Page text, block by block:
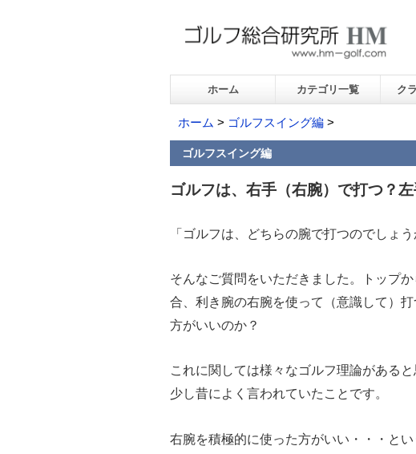
ホーム カテゴリ一覧 ク
ホーム > ゴルフスイング編 >
ゴルフスイング編
ゴルフは、右手（右腕）で打つ？
「ゴルフは、どちらの腕で打つのでしょう
そんなご質問をいただきました。トップ
合、利き腕の右腕を使って（意識して）
方がいいのか？
これに関しては様々なゴルフ理論がある
少し昔によく言われていたことです。
右腕を積極的に使った方がいい・・・と